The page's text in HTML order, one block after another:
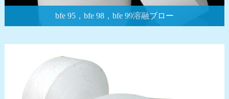
bfe 95，bfe 98，bfe 99溶融ブロー